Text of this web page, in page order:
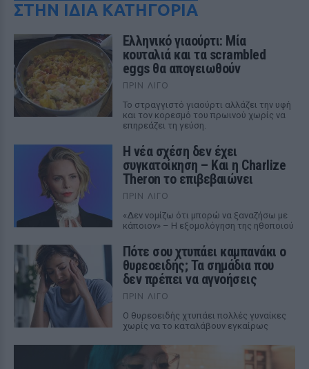
ΣΤΗΝ ΙΔΙΑ ΚΑΤΗΓΟΡΙΑ
Ελληνικό γιαούρτι: Μία
κουταλιά και τα scrambled
eggs θα απογειωθούν
ΠΡΙΝ ΛΊΓΟ
Το στραγγιστό γιαούρτι αλλάζει την υφή
και τον κορεσμό του πρωινού χωρίς να
επηρεάζει τη γεύση.
Η νέα σχέση δεν έχει
συγκατοίκηση – Και η Charlize
Theron το επιβεβαιώνει
ΠΡΙΝ ΛΊΓΟ
«Δεν νομίζω ότι μπορώ να ξαναζήσω με
κάποιον» – Η εξομολόγηση της ηθοποιού
Πότε σου χτυπάει καμπανάκι ο
θυρεοειδής; Τα σημάδια που
δεν πρέπει να αγνοήσεις
ΠΡΙΝ ΛΊΓΟ
Ο θυρεοειδής χτυπάει πολλές γυναίκες
χωρίς να το καταλάβουν εγκαίρως